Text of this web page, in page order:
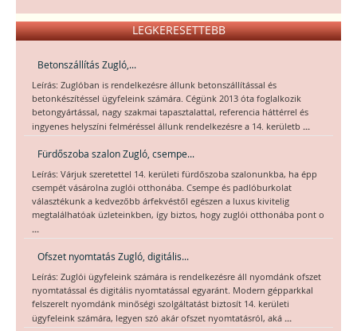
LEGKERESETTEBB
Betonszállítás Zugló,...
Leírás: Zuglóban is rendelkezésre állunk betonszállítással és
betonkészítéssel ügyfeleink számára. Cégünk 2013 óta foglalkozik
betongyártással, nagy szakmai tapasztalattal, referencia háttérrel és
ingyenes helyszíni felméréssel állunk rendelkezésre a 14. kerületb ...
Fürdőszoba szalon Zugló, csempe...
Leírás: Várjuk szeretettel 14. kerületi fürdőszoba szalonunkba, ha épp
csempét vásárolna zuglói otthonába. Csempe és padlóburkolat
választékunk a kedvezőbb árfekvéstől egészen a luxus kivitelig
megtalálhatóak üzleteinkben, így biztos, hogy zuglói otthonába pont o
...
Ofszet nyomtatás Zugló, digitális...
Leírás: Zuglói ügyfeleink számára is rendelkezésre áll nyomdánk ofszet
nyomtatással és digitális nyomtatással egyaránt. Modern gépparkkal
felszerelt nyomdánk minőségi szolgáltatást biztosít 14. kerületi
ügyfeleink számára, legyen szó akár ofszet nyomtatásról, aká ...